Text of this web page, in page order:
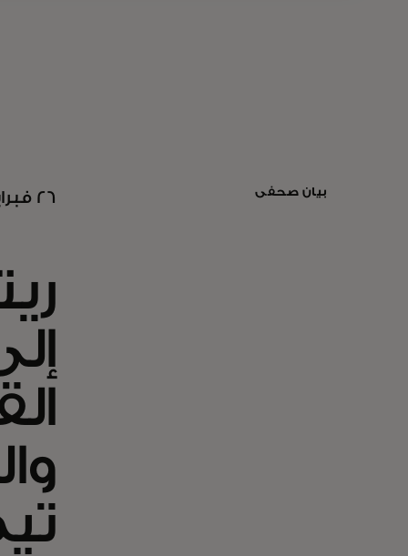
بيان صحفي 26 فبراير 2025 | الشراء، نيويورك